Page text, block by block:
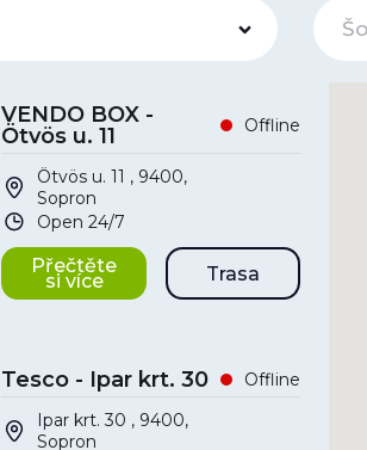
VENDO BOX -
Ötvös u. 11
Offline
Ötvös u. 11 , 9400,
Sopron
Open 24/7
Přečtěte
si více Trasa
Tesco - Ipar krt. 30
Offline
Ipar krt. 30 , 9400,
Sopron